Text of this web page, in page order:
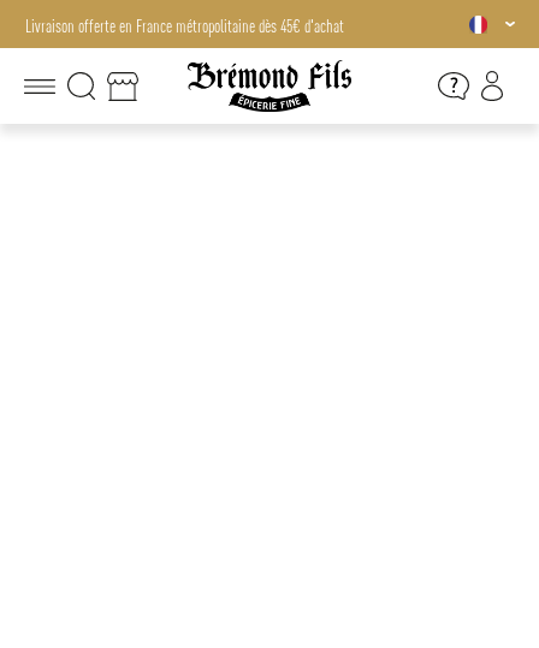
Livraison offerte en France métropolitaine dès 45€ d'achat
Livraison offerte en France métropolitaine dès 45€ d'achat